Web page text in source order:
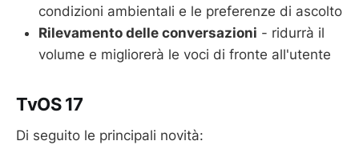
condizioni ambientali e le preferenze di ascolto
Rilevamento delle conversazioni - ridurrà il
volume e migliorerà le voci di fronte all'utente
TvOS 17
Di seguito le principali novità: